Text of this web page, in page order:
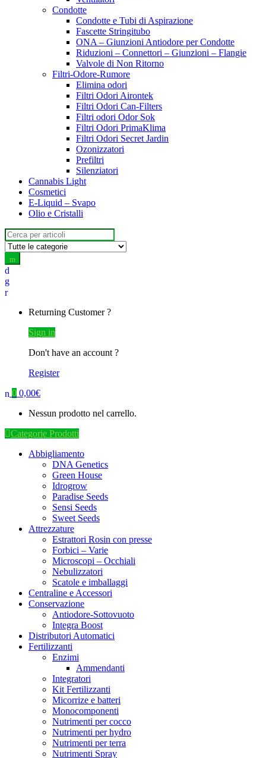
Condotte
Condotte e Tubi di Aspirazione
Fascette Stringitubo
ONA – Giunzioni Antiodore per Condotte
Riduzioni – Connettori – Giunzioni – Flangie
Valvole di Non Ritorno
Filtri-Odore-Rumore
Elimina odori
Filtri Odori Airontek
Filtri Odori Can-Filters
Filtri odori Odor Sok
Filtri Odori PrimaKlima
Filtri Odori Secret Jardin
Ozonizzatori
Prefiltri
Silenziatori
Cannabis Light
Cosmetici
E-Liquid – Svapo
Olio e Cristalli
Search for:
Returning Customer ?
Sign in
Don't have an account ?
Register
0 0,00€
Nessun prodotto nel carrello.
Categorie Prodotti
Abbigliamento
DNA Genetics
Green House
Idrogrow
Paradise Seeds
Sensi Seeds
Sweet Seeds
Attrezzature
Estrattori Rosin con presse
Forbici – Varie
Microscopi – Occhiali
Nebulizzatori
Scatole e imballaggi
Centraline e Accessori
Conservazione
Antiodore-Sottovuoto
Integra Boost
Distributori Automatici
Fertilizzanti
Enzimi
Ammendanti
Integratori
Kit Fertilizzanti
Micorrize e batteri
Monocomponenti
Nutrimenti per cocco
Nutrimenti per hydro
Nutrimenti per terra
Nutrimenti Spray